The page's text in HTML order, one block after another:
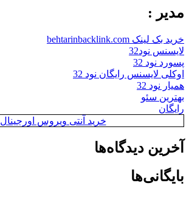
مدیر :
خرید بک لینک behtarinbacklink.com
لایسنس نود32
پسورد نود 32
اوکلی لایسنس رایگان نود 32
همیار نود 32
بهترین سئو
رایگان
خرید آنتی ویروس اورجینال
آخرین دیدگاه‌ها
بایگانی‌ها